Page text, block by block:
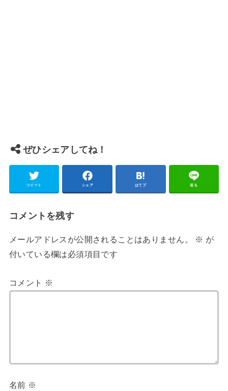
ぜひシェアしてね！
ツイート シェア はてブ 送る
コメントを残す
メールアドレスが公開されることはありません。 ※ が
付いている欄は必須項目です
コメント ※
名前 ※